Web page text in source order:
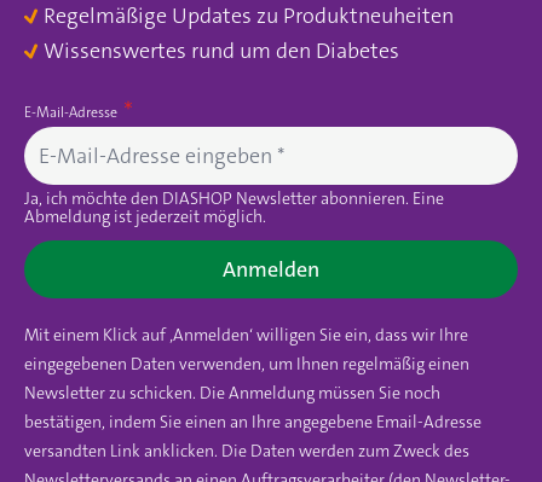
Regelmäßige Updates zu Produktneuheiten
Wissenswertes rund um den Diabetes
E-Mail-Adresse
Ja, ich möchte den DIASHOP Newsletter abonnieren. Eine
Abmeldung ist jederzeit möglich.
Anmelden
Mit einem Klick auf ‚Anmelden‘ willigen Sie ein, dass wir Ihre
eingegebenen Daten verwenden, um Ihnen regelmäßig einen
Newsletter zu schicken. Die Anmeldung müssen Sie noch
bestätigen, indem Sie einen an Ihre angegebene Email-Adresse
versandten Link anklicken. Die Daten werden zum Zweck des